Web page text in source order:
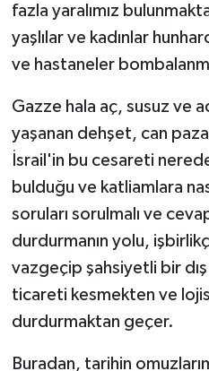
fazla yaralımız
yaşlılar ve kadınlar
ve hastaneler
Gazze hala aç, susuz ve
yaşanan dehşet, can
İsrail'in bu cesareti
bulduğu ve katliamlara
soruları sorulmalı ve
durdurmanın yolu,
vazgeçip şahsiyetli bir
ticareti kesmekten ve
durdurmaktan geçer.
Buradan, tarihin